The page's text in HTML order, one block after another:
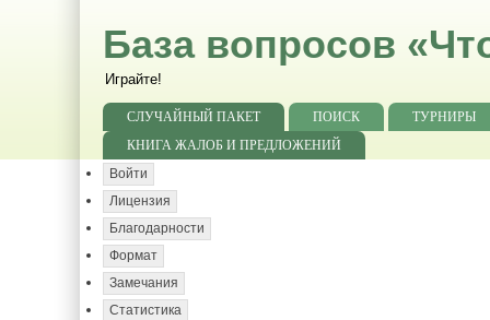
База вопросов
Играйте!
СЛУЧАЙНЫЙ ПАКЕТ ПОИСК
ТУРНИРЫ
КНИГА ЖАЛОБ И ПРЕДЛОЖЕНИЙ
Войти
Лицензия
Благодарности
Формат
Замечания
Статистика